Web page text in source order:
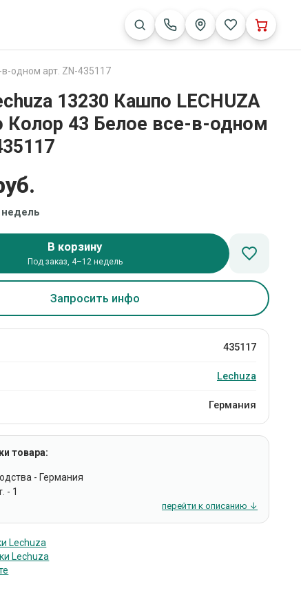
одном арт. ZN-435117
13230 Кашпо LECHUZA
Колор 43 Белое все-в-одном
недель
В корзину
Под заказ, 4–12 недель
Запросить инфо
435117
Lechuza
Германия
товара:
- Германия
- 1
перейти к описанию ↓
Lechuza
Lechuza